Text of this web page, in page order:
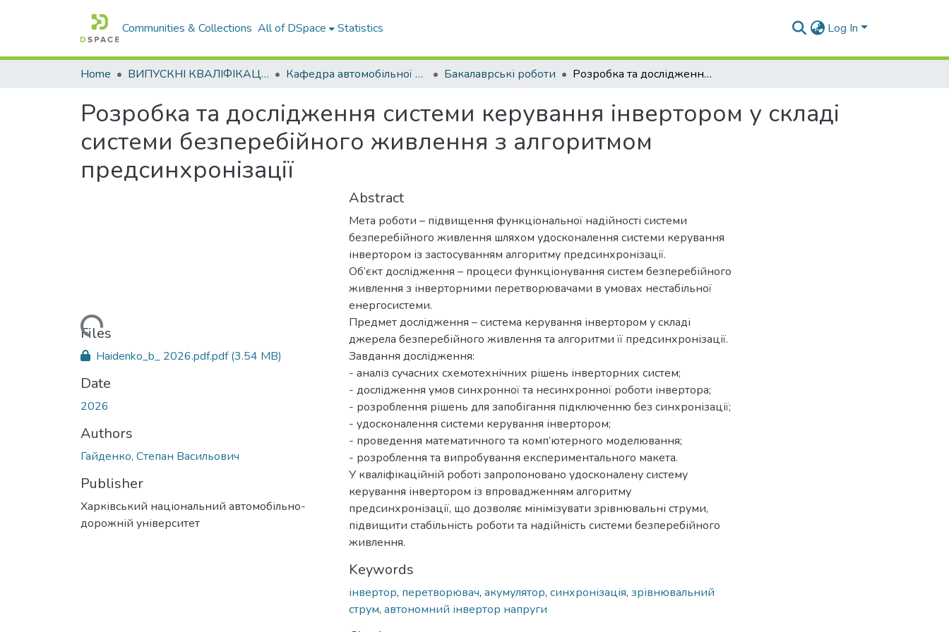
Communities & Collections All of DSpace Statistics Log In
Home ВИПУСКНІ КВАЛІФІКАЦІЙНІ РОБОТИ Кафедра автомобільної електроніки Бакалаврські роботи Розробка та дослідження системи керування інвертором у складі системи безперебійного живлення з алгоритмом предсинхронізації
Розробка та дослідження системи керування інвертором у складі
системи безперебійного живлення з алгоритмом
предсинхронізації
Loading...
Files
Haidenko_b_ 2026.pdf.pdf(3.54 MB)
Date
2026
Authors
Гайденко, Степан Васильович
Publisher
Харківський національний автомобільно-
дорожній університет
Abstract
Мета роботи – підвищення функціональної надійності системи
безперебійного живлення шляхом удосконалення системи керування
інвертором із застосуванням алгоритму предсинхронізації.
Об’єкт дослідження – процеси функціонування систем безперебійного
живлення з інверторними перетворювачами в умовах нестабільної
енергосистеми.
Предмет дослідження – система керування інвертором у складі
джерела безперебійного живлення та алгоритми її предсинхронізації.
Завдання дослідження:
- аналіз сучасних схемотехнічних рішень інверторних систем;
- дослідження умов синхронної та несинхронної роботи інвертора;
- розроблення рішень для запобігання підключенню без синхронізації;
- удосконалення системи керування інвертором;
- проведення математичного та комп’ютерного моделювання;
- розроблення та випробування експериментального макета.
У кваліфікаційній роботі запропоновано удосконалену систему
керування інвертором із впровадженням алгоритму
предсинхронізації, що дозволяє мінімізувати зрівнювальні струми,
підвищити стабільність роботи та надійність системи безперебійного
живлення.
Keywords
інвертор, перетворювач, акумулятор, синхронізація, зрівнювальний
струм, автономний інвертор напруги